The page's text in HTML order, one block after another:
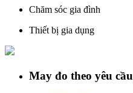
Chăm sóc gia đình
Thiết bị gia dụng
May đo theo yêu cầu